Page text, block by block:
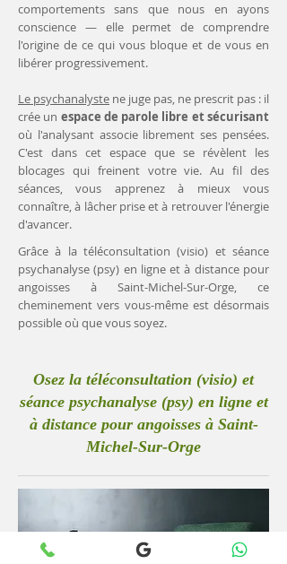
comportements sans que nous en ayons
conscience — elle permet de comprendre
l'origine de ce qui vous bloque et de vous en
libérer progressivement.
Le psychanalyste ne juge pas, ne prescrit pas : il
crée un espace de parole libre et sécurisant
où l'analysant associe librement ses pensées.
C'est dans cet espace que se révèlent les
blocages qui freinent votre vie. Au fil des
séances, vous apprenez à mieux vous
connaître, à lâcher prise et à retrouver l'énergie
d'avancer.
Grâce à la téléconsultation (visio) et séance
psychanalyse (psy) en ligne et à distance pour
angoisses à Saint-Michel-Sur-Orge, ce
cheminement vers vous-même est désormais
possible où que vous soyez.
Osez la téléconsultation (visio) et
séance psychanalyse (psy) en ligne et
à distance pour angoisses à Saint-
Michel-Sur-Orge